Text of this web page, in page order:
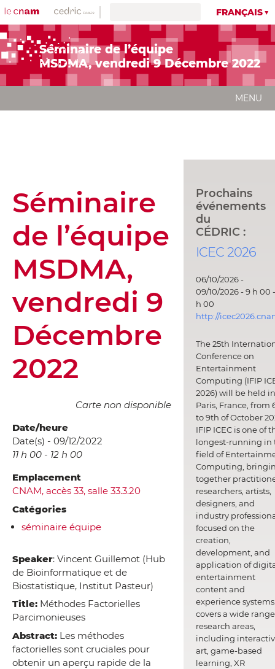
FRANÇAIS
Séminaire de l’équipe
MSDMA, vendredi 9 Décembre 2022
MENU
Séminaire
de l’équipe
MSDMA,
vendredi 9
Décembre
2022
Carte non disponible
Date/heure
Date(s) - 09/12/2022
11 h 00 - 12 h 00
Emplacement
CNAM, accès 33, salle 33.3.20
Catégories
séminaire équipe
Speaker: Vincent Guillemot (Hub
de Bioinformatique et de
Biostatistique, Institut Pasteur)
Title: Méthodes Factorielles
Parcimonieuses
Abstract: Les méthodes
factorielles sont cruciales pour
obtenir un aperçu rapide de la
Prochains
événements
du
CÉDRIC :
ICEC 2026
06/10/2026 -
09/10/2026 - 9 h 00
h 00
http://
The 25th
Conference on
Entertainment
Computing (IFIP
2026) will be held in
Paris, France, from
to 9th of October
IFIP ICEC is one of
longest-running in
field of
Computing,
together
researchers, artists,
designers, and
industry
focused on the
creation,
development, and
application of
entertainment
content and
experience
covers a wide
research areas,
including
art, game-based
learning, XR